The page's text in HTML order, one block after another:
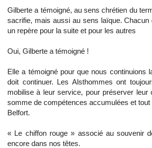
Gilberte a témoigné, au sens chrétien du
sacrifie, mais aussi au sens laïque.
un repère pour la suite et pour les autres
Oui, Gilberte a témoigné !
Elle a témoigné pour que nous continuions
doit continuer. Les Alsthommes ont
mobilise à leur service, pour préserver leur
somme de compétences accumulées et
Belfort.
« Le chiffon rouge » associé au souvenir
encore dans nos têtes.